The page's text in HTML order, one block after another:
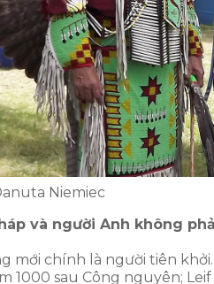
Niemiec
và người Anh không
mới chính là người tiên
1000 sau Công nguyên;